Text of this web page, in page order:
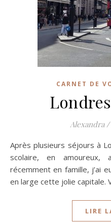
CARNET DE
Alexandra /
Après plusieurs séjours à Londres, que ce soit en voyage
scolaire, en
récemment en famille, j’ai
en large cette jolie capitale.
LIRE